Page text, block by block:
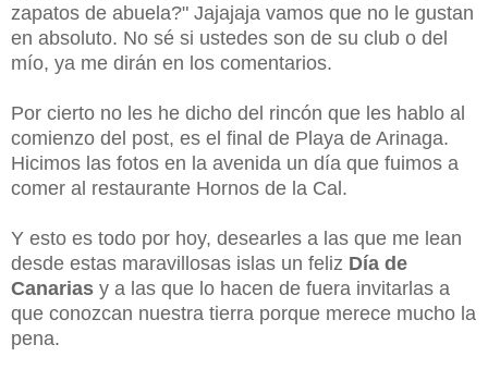
zapatos de abuela?" Jajajaja vamos que no le gustan
en absoluto. No sé si ustedes son de su club o del
mío, ya me dirán en los comentarios.
Por cierto no les he dicho del rincón que les hablo al
comienzo del post, es el final de Playa de Arinaga.
Hicimos las fotos en la avenida un día que fuimos a
comer al restaurante Hornos de la Cal.
Y esto es todo por hoy, desearles a las que me lean
desde estas maravillosas islas un feliz Día de
Canarias y a las que lo hacen de fuera invitarlas a
que conozcan nuestra tierra porque merece mucho la
pena.